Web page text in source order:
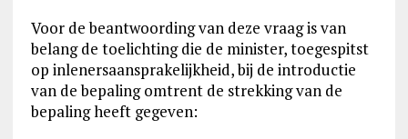
Voor de beantwoording van deze vraag is van
belang de toelichting die de minister, toegespitst
op inlenersaansprakelijkheid, bij de introductie
van de bepaling omtrent de strekking van de
bepaling heeft gegeven: